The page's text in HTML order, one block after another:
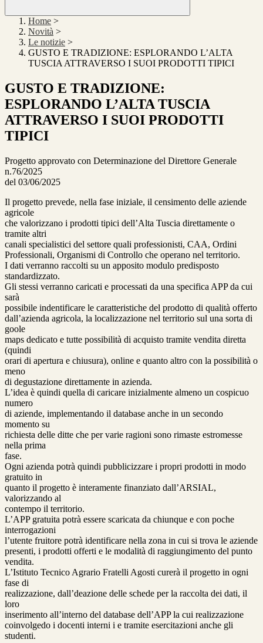
Home >
Novità >
Le notizie >
GUSTO E TRADIZIONE: ESPLORANDO L’ALTA
TUSCIA ATTRAVERSO I SUOI PRODOTTI TIPICI
GUSTO E TRADIZIONE:
ESPLORANDO L’ALTA TUSCIA
ATTRAVERSO I SUOI PRODOTTI
TIPICI
Progetto approvato con Determinazione del Direttore Generale
n.76/2025
del 03/06/2025
Il progetto prevede, nella fase iniziale, il censimento delle aziende
agricole
che valorizzano i prodotti tipici dell’Alta Tuscia direttamente o
tramite altri
canali specialistici del settore quali professionisti, CAA, Ordini
Professionali, Organismi di Controllo che operano nel territorio.
I dati verranno raccolti su un apposito modulo predisposto
standardizzato.
Gli stessi verranno caricati e processati da una specifica APP da cui
sarà
possibile indentificare le caratteristiche del prodotto di qualità offerto
dall’azienda agricola, la localizzazione nel territorio sul una sorta di
goole
maps dedicato e tutte possibilità di acquisto tramite vendita diretta
(quindi
orari di apertura e chiusura), online e quanto altro con la possibilità o
meno
di degustazione direttamente in azienda.
L’idea è quindi quella di caricare inizialmente almeno un cospicuo
numero
di aziende, implementando il database anche in un secondo
momento su
richiesta delle ditte che per varie ragioni sono rimaste estromesse
nella prima
fase.
Ogni azienda potrà quindi pubblicizzare i propri prodotti in modo
gratuito in
quanto il progetto è interamente finanziato dall’ARSIAL,
valorizzando al
contempo il territorio.
L’APP gratuita potrà essere scaricata da chiunque e con poche
interrogazioni
l’utente fruitore potrà identificare nella zona in cui si trova le aziende
presenti, i prodotti offerti e le modalità di raggiungimento del punto
vendita.
L’Istituto Tecnico Agrario Fratelli Agosti curerà il progetto in ogni
fase di
realizzazione, dall’deazione delle schede per la raccolta dei dati, il
loro
inserimento all’interno del database dell’APP la cui realizzazione
coinvolgedo i docenti interni i e tramite esercitazioni anche gli
studenti.